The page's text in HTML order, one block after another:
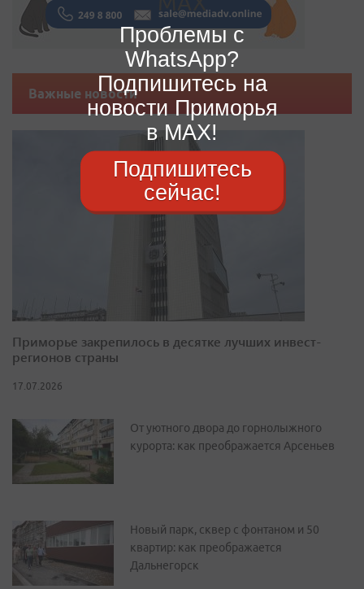
Важные новости
Приморье закрепилось в десятке лучших инвест-
регионов страны
17.07.2026
От уютного двора до горнолыжного
курорта: как преображается Арсеньев
Новый парк, сквер с фонтаном и 50
квартир: как преображается
Дальнегорск
Проблемы с
WhatsApp?
Подпишитесь на
новости Приморья
в MAX!
Подпишитесь
сейчас!